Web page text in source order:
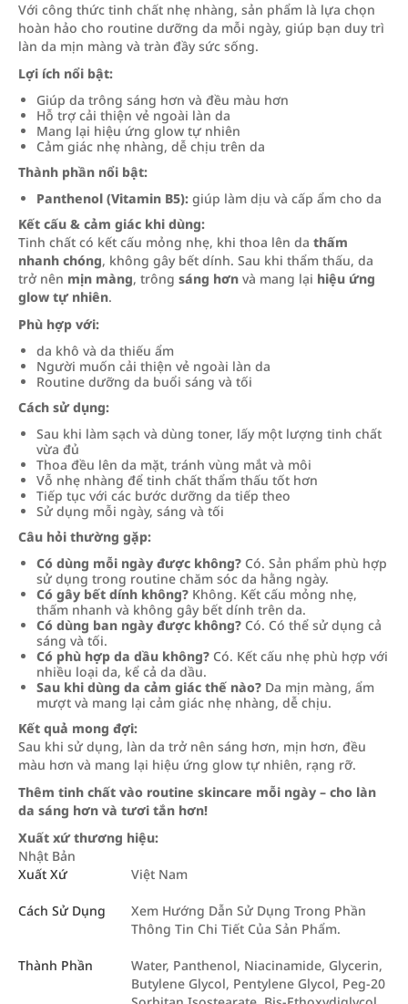
Với công thức tinh chất nhẹ nhàng, sản phẩm là lựa chọn
hoàn hảo cho routine dưỡng da mỗi ngày, giúp bạn duy trì
làn da mịn màng và tràn đầy sức sống.
Lợi ích nổi bật:
Giúp da trông sáng hơn và đều màu hơn
Hỗ trợ cải thiện vẻ ngoài làn da
Mang lại hiệu ứng glow tự nhiên
Cảm giác nhẹ nhàng, dễ chịu trên da
Thành phần nổi bật:
Panthenol (Vitamin B5): giúp làm dịu và cấp ẩm cho da
Kết cấu & cảm giác khi dùng:
Tinh chất có kết cấu mỏng nhẹ, khi thoa lên da thấm
nhanh chóng, không gây bết dính. Sau khi thẩm thấu, da
trở nên mịn màng, trông sáng hơn và mang lại hiệu ứng
glow tự nhiên.
Phù hợp với:
da khô và da thiếu ẩm
Người muốn cải thiện vẻ ngoài làn da
Routine dưỡng da buổi sáng và tối
Cách sử dụng:
Sau khi làm sạch và dùng toner, lấy một lượng tinh chất
vừa đủ
Thoa đều lên da mặt, tránh vùng mắt và môi
Vỗ nhẹ nhàng để tinh chất thẩm thấu tốt hơn
Tiếp tục với các bước dưỡng da tiếp theo
Sử dụng mỗi ngày, sáng và tối
Câu hỏi thường gặp:
Có dùng mỗi ngày được không? Có. Sản phẩm phù hợp
sử dụng trong routine chăm sóc da hằng ngày.
Có gây bết dính không? Không. Kết cấu mỏng nhẹ,
thấm nhanh và không gây bết dính trên da.
Có dùng ban ngày được không? Có. Có thể sử dụng cả
sáng và tối.
Có phù hợp da dầu không? Có. Kết cấu nhẹ phù hợp với
nhiều loại da, kể cả da dầu.
Sau khi dùng da cảm giác thế nào? Da mịn màng, ẩm
mượt và mang lại cảm giác nhẹ nhàng, dễ chịu.
Kết quả mong đợi:
Sau khi sử dụng, làn da trở nên sáng hơn, mịn hơn, đều
màu hơn và mang lại hiệu ứng glow tự nhiên, rạng rỡ.
Thêm tinh chất vào routine skincare mỗi ngày – cho làn
da sáng hơn và tươi tắn hơn!
Xuất xứ thương hiệu:
Nhật Bản
Xuất Xứ
Việt Nam
Cách Sử Dụng
Xem Hướng Dẫn Sử Dụng Trong Phần
Thông Tin Chi Tiết Của Sản Phẩm.
Thành Phần
Water, Panthenol, Niacinamide, Glycerin,
Butylene Glycol, Pentylene Glycol, Peg-20